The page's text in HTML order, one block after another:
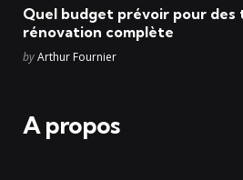
Quel budget prévoir pour des
rénovation complète
Posted
byArthur Fournier
A propos